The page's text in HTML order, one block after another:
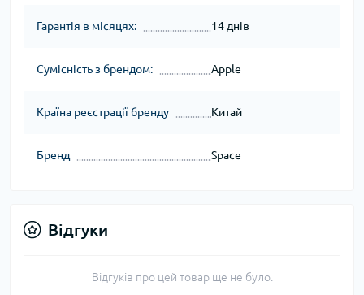
Гарантія в місяцях: 14 днів
Сумісність з брендом: Apple
Країна реєстрації бренду Китай
Бренд Space
Відгуки
Відгуків про цей товар ще не було.